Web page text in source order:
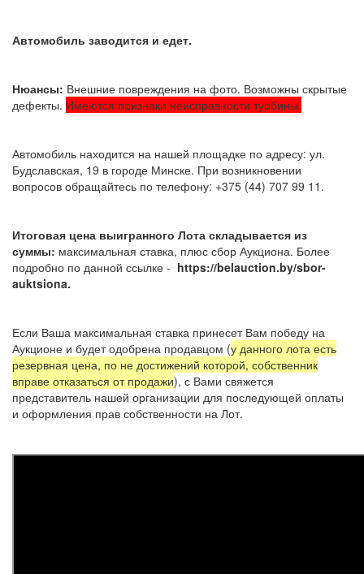
Автомобиль заводится и едет.
Нюансы: Внешние повреждения на фото. Возможны скрытые
дефекты. Имеются признаки неисправности турбины.
Автомобиль находится на нашей площадке по адресу: ул.
Будславская, 19 в городе Минске. При возникновении
вопросов обращайтесь по телефону: +375 (44) 707 99 11.
Итоговая цена выигранного Лота складывается из
суммы: максимальная ставка, плюс сбор Аукциона. Более
подробно по данной ссылке - https://belauction.by/sbor-
auktsiona.
Если Ваша максимальная ставка принесет Вам победу на
Аукционе и будет одобрена продавцом (у данного лота есть
резервная цена, по не достижений которой, собственник
вправе отказаться от продажи), с Вами свяжется
представитель нашей организации для последующей оплаты
и оформления прав собственности на Лот.